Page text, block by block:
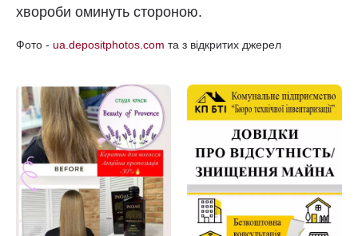
хвороби оминуть стороною.
Фото - ua.depositphotos.com та з відкритих джерел